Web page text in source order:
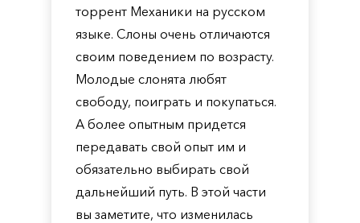
торрент Механики на русском
языке. Слоны очень отличаются
своим поведением по возрасту.
Молодые слонята любят
свободу, поиграть и покупаться.
А более опытным придется
передавать свой опыт им и
обязательно выбирать свой
дальнейший путь. В этой части
вы заметите, что изменилась